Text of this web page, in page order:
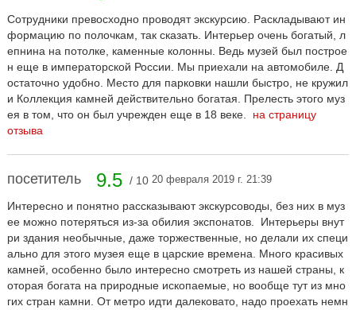
Сотрудники превосходно проводят экскурсию. Раскладывают ин
формацию по полочкам, так сказать. Интерьер очень богатый, л
епнина на потолке, каменные колонны. Ведь музей был построе
н еще в императорской России. Мы приехали на автомобиле. Д
остаточно удобно. Место для парковки нашли быстро, не кружил
и Коллекция камней действительно богатая. Прелесть этого муз
ея в том, что он был учрежден еще в 18 веке. на страницу
отзыва
посетитель 9.5 / 10 20 февраля 2019 г. 21:39
Интересно и понятно рассказывают экскурсоводы, без них в муз
ее можно потеряться из-за обилия экспонатов. Интерьеры внут
ри здания необычные, даже торжественные, но делали их специ
ально для этого музея еще в царские времена. Много красивых
камней, особенно было интересно смотреть из нашей страны, к
оторая богата на природные ископаемые, но вообще тут из мно
гих стран камни. От метро идти далековато, надо проехать немн